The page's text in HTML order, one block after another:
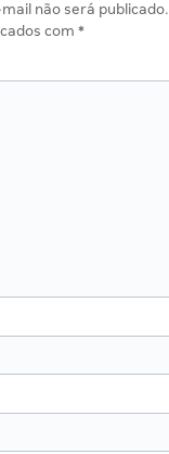
não será publicado.
com *